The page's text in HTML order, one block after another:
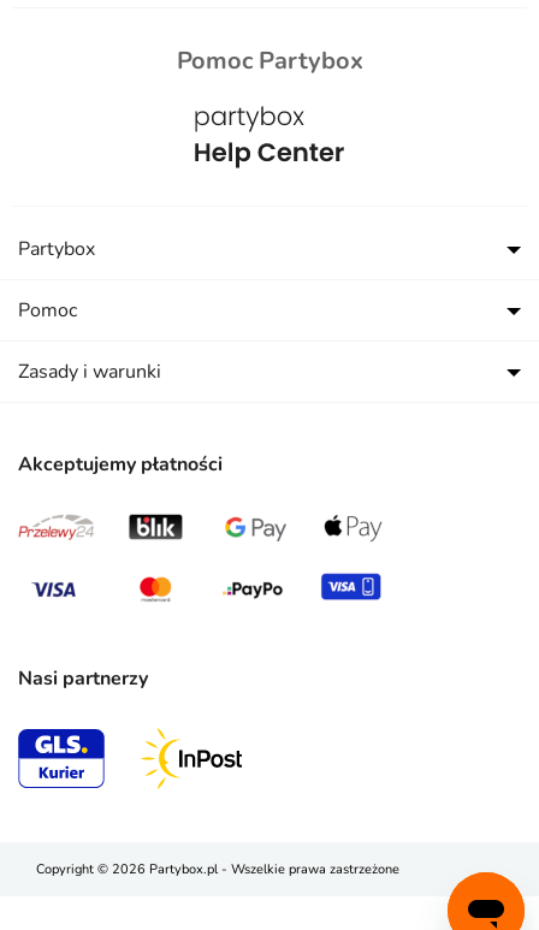
Pomoc Partybox
Akceptujemy płatności
Nasi partnerzy
Partybox
Pomoc
Zasady i warunki
Copyright © 2026 Partybox.pl - Wszelkie prawa zastrzeżone